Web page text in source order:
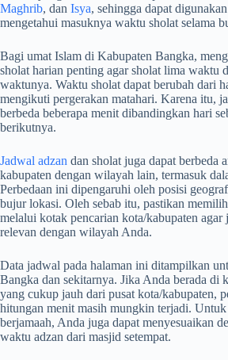
Maghrib, dan Isya, sehingga dapat
mengetahui masuknya waktu sholat selama
Bagi umat Islam di Kabupaten Bangka,
sholat harian penting agar sholat lima waktu
waktunya. Waktu sholat dapat berubah dari
mengikuti pergerakan matahari. Karena itu,
berbeda beberapa menit dibandingkan hari
berikutnya.
Jadwal adzan dan sholat juga dapat berbeda
kabupaten dengan wilayah lain, termasuk
Perbedaan ini dipengaruhi oleh posisi
bujur lokasi. Oleh sebab itu, pastikan
melalui kotak pencarian kota/kabupaten
relevan dengan wilayah Anda.
Data jadwal pada halaman ini ditampilkan
Bangka dan sekitarnya. Jika Anda berada di
yang cukup jauh dari pusat kota/kabupaten,
hitungan menit masih mungkin terjadi.
berjamaah, Anda juga dapat menyesuaikan
waktu adzan dari masjid setempat.